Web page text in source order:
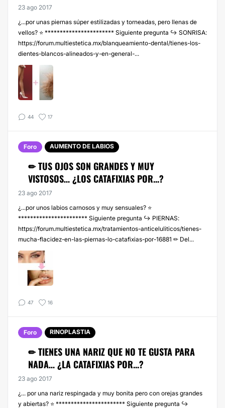
23 ago 2017
¿...por unas piernas súper estilizadas y torneadas, pero llenas de
vellos? ⭐ *********************** Siguiente pregunta ↪️ SONRISA:
https://forum.multiestetica.mx/blanqueamiento-dental/tienes-los-
dientes-blancos-alineados-y-en-general-...
44 17
Foro AUMENTO DE LABIOS
✏ TUS OJOS SON GRANDES Y MUY
VISTOSOS… ¿LOS CATAFIXIAS POR...?
23 ago 2017
¿...por unos labios carnosos y muy sensuales? ⭐
*********************** Siguiente pregunta ↪️ PIERNAS:
https://forum.multiestetica.mx/tratamientos-anticeluliticos/tienes-
mucha-flacidez-en-las-piernas-lo-catafixias-por-16881 ✏ Del...
47 16
Foro RINOPLASTIA
✏ TIENES UNA NARIZ QUE NO TE GUSTA PARA
NADA… ¿LA CATAFIXIAS POR...?
23 ago 2017
¿... por una nariz respingada y muy bonita pero con orejas grandes
y abiertas? ⭐ *********************** Siguiente pregunta ↪️